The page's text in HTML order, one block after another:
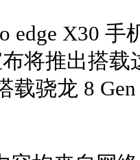
edge X30 手
将推出搭载
载骁龙 8